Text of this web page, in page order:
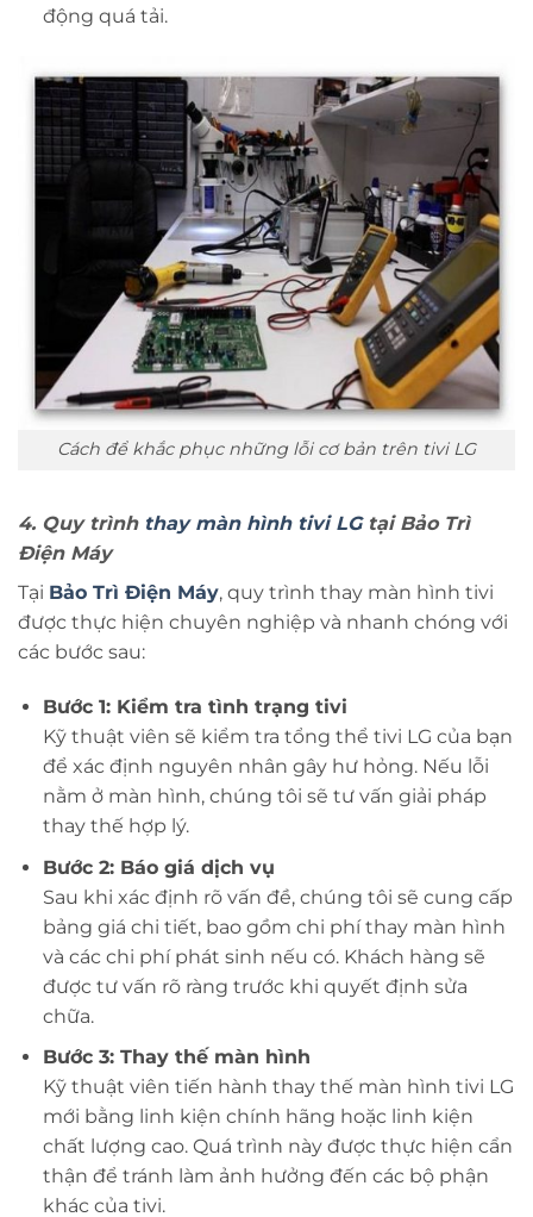
động quá tải.
Cách để khắc phục những lỗi cơ bản trên tivi LG
4. Quy trình thay màn hình tivi LGtại Bảo Trì
Điện Máy
Tại Bảo Trì Điện Máy, quy trình thay màn hình tivi
được thực hiện chuyên nghiệp và nhanh chóng với
các bước sau:
Bước 1: Kiểm tra tình trạng tivi
Kỹ thuật viên sẽ kiểm tra tổng thể tivi LG của bạn
để xác định nguyên nhân gây hư hỏng. Nếu lỗi
nằm ở màn hình, chúng tôi sẽ tư vấn giải pháp
thay thế hợp lý.
Bước 2: Báo giá dịch vụ
Sau khi xác định rõ vấn đề, chúng tôi sẽ cung cấp
bảng giá chi tiết, bao gồm chi phí thay màn hình
và các chi phí phát sinh nếu có. Khách hàng sẽ
được tư vấn rõ ràng trước khi quyết định sửa
chữa.
Bước 3: Thay thế màn hình
Kỹ thuật viên tiến hành thay thế màn hình tivi LG
mới bằng linh kiện chính hãng hoặc linh kiện
chất lượng cao. Quá trình này được thực hiện cẩn
thận để tránh làm ảnh hưởng đến các bộ phận
khác của tivi.